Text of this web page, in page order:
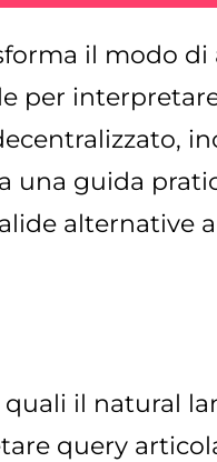
il modo
per
guida
alternative
il natural
query